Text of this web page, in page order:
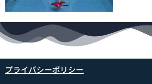
プライバシーポリシー